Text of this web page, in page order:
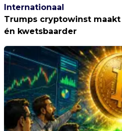
Internationaal
Trumps cryptowinst maakt
én kwetsbaarder